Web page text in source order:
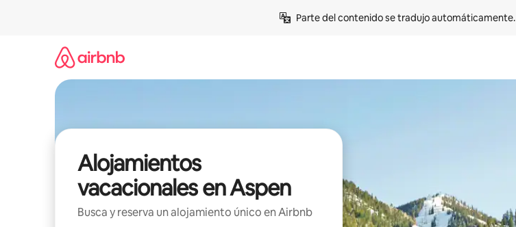
Parte del contenido se tradujo automáticamente.
Alojamientos
vacacionales en Aspen
Busca y reserva un alojamiento único en Airbnb